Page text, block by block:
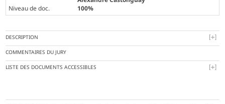
Niveau de doc.
100%
DESCRIPTION
COMMENTAIRES DU JURY
LISTE DES DOCUMENTS ACCESSIBLES